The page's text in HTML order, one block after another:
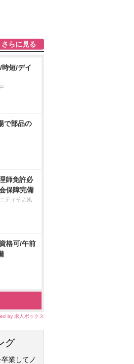
さらに見る
時短/デイ
で部品の
師免許必
保障完備
ティそよ風
格可/午前
by 求人ボックス
グ
業してノ